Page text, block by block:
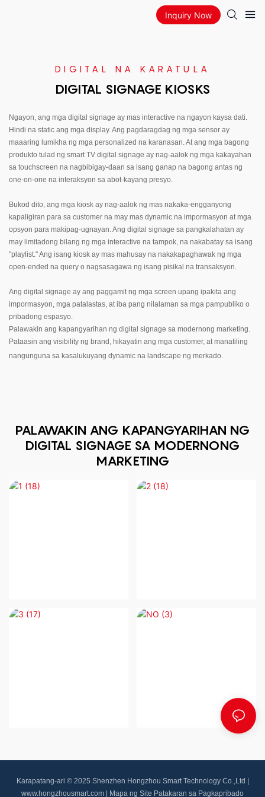
Inquiry Now
DIGITAL NA KARATULA
DIGITAL SIGNAGE KIOSKS
Ngayon, ang mga digital signage ay mas interactive na ngayon kaysa dati.
Hindi na static ang mga display. Ang pagdaragdag ng mga sensor ay
maaaring lumikha ng mga personalized na karanasan. At ang mga bagong
produkto tulad ng smart TV digital signage ay nag-aalok ng mga kakayahan
sa touchscreen na nagbibigay-daan sa isang ganap na bagong antas ng
one-on-one na interaksyon sa abot-kayang presyo.
Bukod dito, ang mga kiosk ay nag-aalok ng mas nakaka-engganyong
kapaligiran para sa customer na may mas dynamic na impormasyon at mga
opsyon para makipag-ugnayan. Ang digital signage sa pangkalahatan ay
may limitadong bilang ng mga interactive na tampok, na nakabatay sa isang
"playlist." Ang isang kiosk ay mas mahusay na nakakapaghawak ng mga
open-ended na query o nagsasagawa ng isang pisikal na transaksyon.
Ang digital signage ay ang paggamit ng mga screen upang ipakita ang
impormasyon, mga patalastas, at iba pang nilalaman sa mga pampubliko o
pribadong espasyo.
Palawakin ang kapangyarihan ng digital signage sa modernong marketing.
Pataasin ang visibility ng brand, hikayatin ang mga customer, at manatiling
nangunguna sa kasalukuyang dynamic na landscape ng merkado.
PALAWAKIN ANG KAPANGYARIHAN NG
DIGITAL SIGNAGE SA MODERNONG
MARKETING
Karapatang-ari © 2025 Shenzhen Hongzhou Smart Technology Co.,Ltd |
www.hongzhousmart.com | Mapa ng Site Patakaran sa Pagkapribado